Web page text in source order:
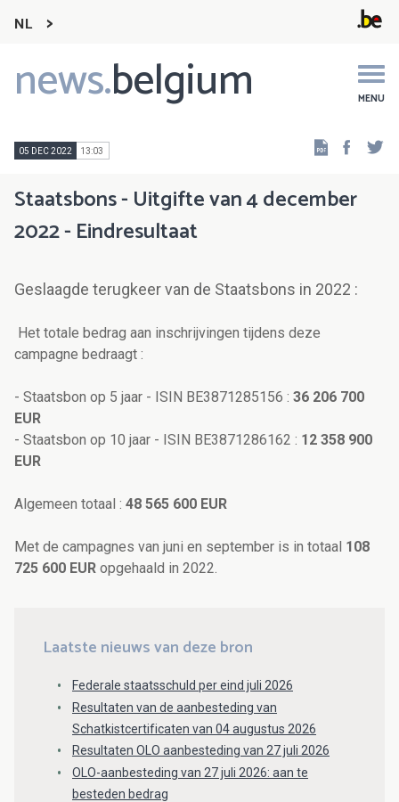
NL
news.belgium MENU
Main
navigation
05 DEC 2022 13:03
Staatsbons - Uitgifte van 4 december
2022 - Eindresultaat
Geslaagde terugkeer van de Staatsbons in 2022 :
Het totale bedrag aan inschrijvingen tijdens deze
campagne bedraagt :
- Staatsbon op 5 jaar - ISIN BE3871285156 : 36 206 700
EUR
- Staatsbon op 10 jaar - ISIN BE3871286162 : 12 358 900
EUR
Algemeen totaal : 48 565 600 EUR
Met de campagnes van juni en september is in totaal 108
725 600 EUR opgehaald in 2022.
Laatste nieuws van deze bron
Federale staatsschuld per eind juli 2026
Resultaten van de aanbesteding van
Schatkistcertificaten van 04 augustus 2026
Resultaten OLO aanbesteding van 27 juli 2026
OLO-aanbesteding van 27 juli 2026: aan te
besteden bedrag